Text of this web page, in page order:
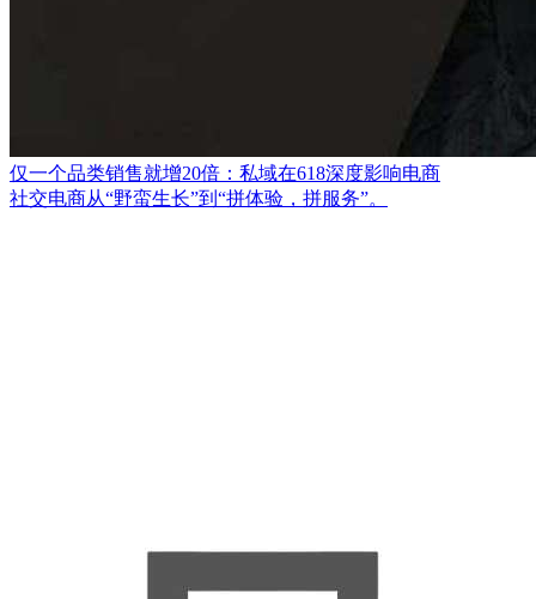
仅一个品类销售就增20倍：私域在618深度影响电商
社交电商从“野蛮生长”到“拼体验，拼服务”。